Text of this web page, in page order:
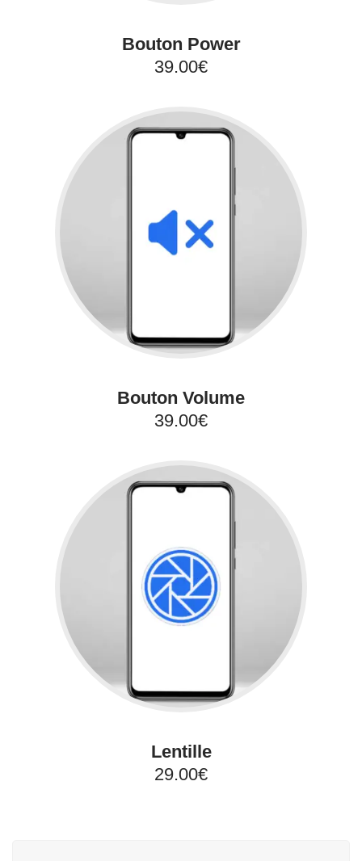
Bouton Power
39.00€
Bouton Volume
39.00€
Lentille
29.00€